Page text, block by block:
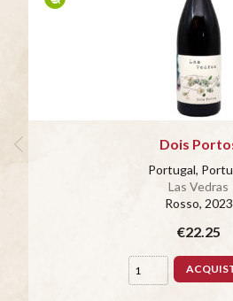
Dois
Portugal,
Las Vedras
Rosso, 2023
€22.25